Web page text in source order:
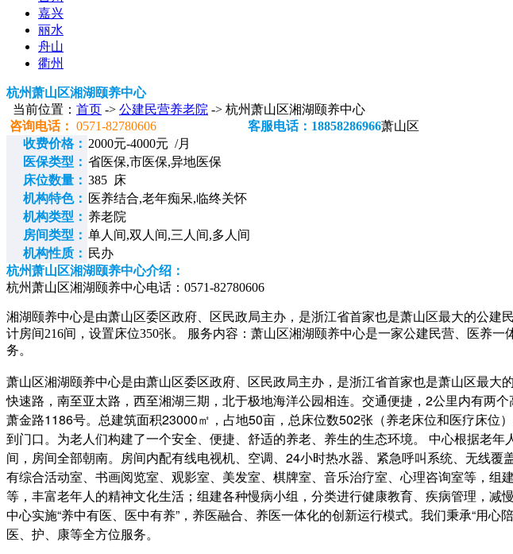
嘉兴
丽水
舟山
衢州
杭州萧山区湘湖颐养中心
当前位置： 首页 -> 公建民营养老院 -> 杭州萧山区湘湖颐养中心
咨询电话： 0571-82780606 客服电话：18858286966萧山区
收费价格： 2000元-4000元 /月
医保类型： 省医保,市医保,异地医保
床位数量： 385 床
机构特色： 医养结合,老年痴呆,临终关怀
机构类型： 养老院
房间类型： 单人间,双人间,三人间,多人间
机构性质： 民办
杭州萧山区湘湖颐养中心介绍：
杭州萧山区湘湖颐养中心电话：0571-82780606
湘湖颐养中心是由萧山区委区政府、区民政局主办，是浙江省首家也是萧山区最大的公
计房间216间，设置床位350张。 服务内容：萧山区湘湖颐养中心是一家公建民营、医养
务。
萧山区湘湖颐养中心是由萧山区委区政府、区民政局主办，是浙江省首家也是萧山区最
快速路，南至亚太路，西至湘湖三期，北于极地海洋公园相连。交通便捷，2公里内有两
萧金路1186号。总建筑面积23000㎡，占地50亩，总床位数502张（养老床位和医疗床
到门口。为老人们构建了一个安全、便捷、舒适的养老、养生的生态环境。 中心根据老
间，房间全部朝南。房间内配有线电视机、空调、24小时热水器、紧急呼叫系统、无线
有综合活动室、书画阅览室、观影室、美发室、棋牌室、音乐治疗室、心理咨询室等，
等，丰富老年人的精神文化生活；组建各种慢病小组，分类进行健康教育、疾病管理，减
中心实施“养中有医、医中有养”，养医融合、养医一体化的创新运行模式。我们秉承“用心
医、护、康等全方位服务。